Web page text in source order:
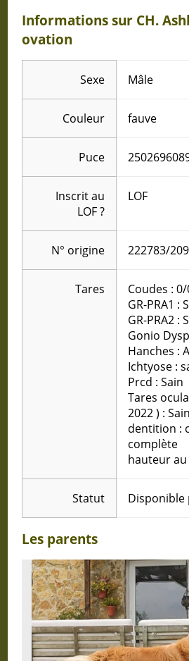
Informations sur CH.
ovation
Sexe Mâle
Couleur fauve
Puce
Inscrit au
LOF?
LOF
N° origine 222783/
Tares
Coudes :
GR-PRA1 :
GR-PRA2 :
Gonio
Hanches :
Ichtyose :
Prcd : Sain
Tares
2022 ) : Sain
dentition :
complète
hauteur
Statut Disponible
Les parents